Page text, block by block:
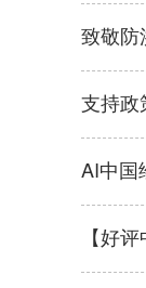
致敬防
支持政
AI中国
【好